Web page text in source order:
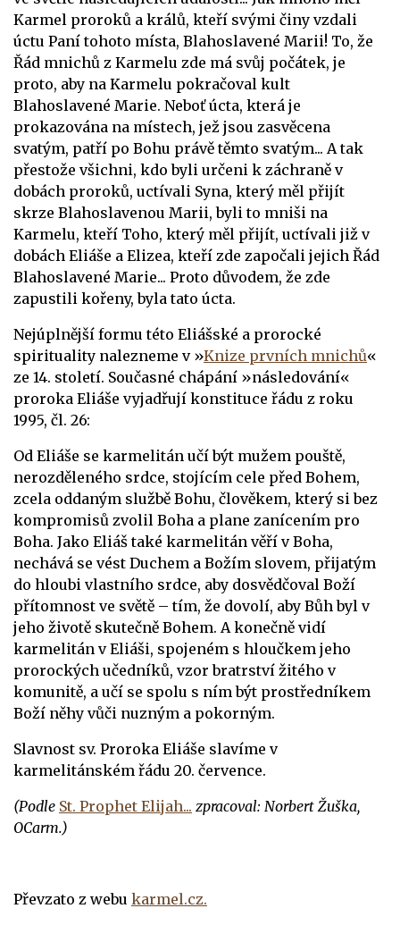
Karmel proroků a králů, kteří svými činy vzdali
úctu Paní tohoto místa, Blahoslavené Marii! To, že
Řád mnichů z Karmelu zde má svůj počátek, je
proto, aby na Karmelu pokračoval kult
Blahoslavené Marie. Neboť úcta, která je
prokazována na místech, jež jsou zasvěcena
svatým, patří po Bohu právě těmto svatým... A tak
přestože všichni, kdo byli určeni k záchraně v
dobách proroků, uctívali Syna, který měl přijít
skrze Blahoslavenou Marii, byli to mniši na
Karmelu, kteří Toho, který měl přijít, uctívali již v
dobách Eliáše a Elizea, kteří zde započali jejich Řád
Blahoslavené Marie... Proto důvodem, že zde
zapustili kořeny, byla tato úcta.
Nejúplnější formu této Eliášské a prorocké
spirituality nalezneme v »Knize prvních mnichů«
ze 14. století. Současné chápání »následování«
proroka Eliáše vyjadřují konstituce řádu z roku
1995, čl. 26:
Od Eliáše se karmelitán učí být mužem pouště,
nerozděleného srdce, stojícím cele před Bohem,
zcela oddaným službě Bohu, člověkem, který si bez
kompromisů zvolil Boha a plane zanícením pro
Boha. Jako Eliáš také karmelitán věří v Boha,
nechává se vést Duchem a Božím slovem, přijatým
do hloubi vlastního srdce, aby dosvědčoval Boží
přítomnost ve světě – tím, že dovolí, aby Bůh byl v
jeho životě skutečně Bohem. A konečně vidí
karmelitán v Eliáši, spojeném s hloučkem jeho
prorockých učedníků, vzor bratrství žitého v
komunitě, a učí se spolu s ním být prostředníkem
Boží něhy vůči nuzným a pokorným.
Slavnost sv. Proroka Eliáše slavíme v
karmelitánském řádu 20. července.
(Podle St. Prophet Elijah... zpracoval: Norbert Žuška,
OCarm.)
Převzato z webu karmel.cz.